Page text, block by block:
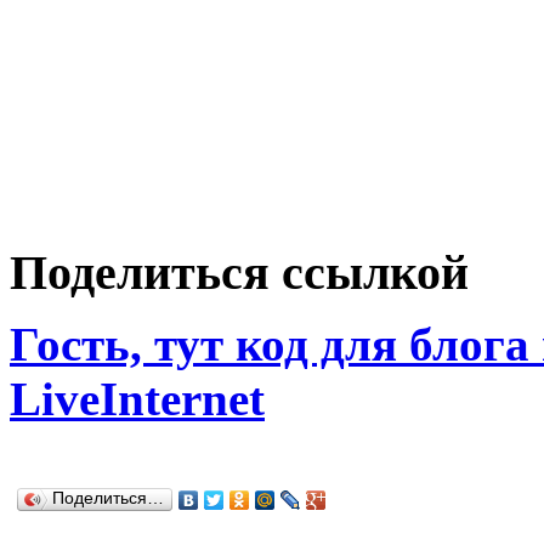
Поделиться ссылкой
Гость, тут код для
LiveInternet
Поделиться…